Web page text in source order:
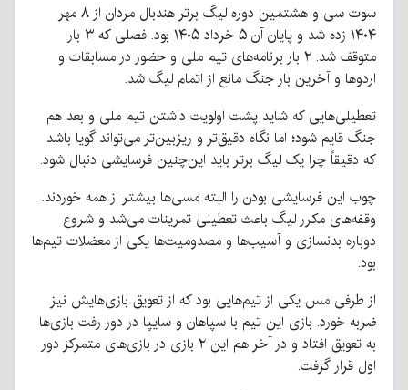
سوت سی و هشتمین دوره لیگ برتر هندبال مردان از ۸ مهر
۱۴۰۴ زده شد و پایان آن ۵ خرداد ۱۴۰۵ بود. فصلی که ۳ بار
متوقف شد. ۲ بار برنامه‌های تیم ملی و حضور در مسابقات و
اردوها و آخرین بار جنگ مانع از اتمام لیگ شد.
تعطیلی‌هایی که شاید پشت اولویت داشتن تیم ملی و بعد هم
جنگ قایم شود؛ اما نگاه دقیق‌تر و ریزبین‌تر می‌تواند گویا باشد
که دقیقاً چرا یک لیگ برتر باید این‌چنین فرسایشی دنبال شود.
چوب این فرسایشی بودن را البته مسی‌ها بیشتر از همه خوردند.
وقفه‌های مکرر لیگ باعث تعطیلی تمرینات می‌شد و شروع
دوباره بدنسازی و آسیب‌ها و مصدومیت‌ها یکی از معضلات تیم‌ها
بود.
از طرفی مس یکی از تیم‌هایی بود که از تعویق بازی‌هایش نیز
ضربه خورد. بازی این تیم با سپاهان و سایپا در دور رفت بازی‌ها
به تعویق افتاد و در آخر هم این ۲ بازی در بازی‌های متمرکز دور
اول قرار گرفت.